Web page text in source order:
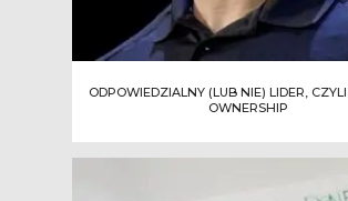
ODPOWIEDZIALNY (LUB NIE) LIDER,
OWNERSHIP